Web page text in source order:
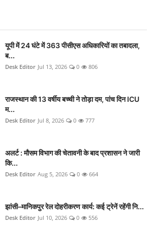
यूपी में 24 घंटे में 363 पीसीएस अधिकारियों का तबादला,
ब...
Desk Editor Jul 13, 2026 0 806
राजस्थान की 13 वर्षीय बच्ची ने तोड़ा दम, पांच दिन ICU
म...
Desk Editor Jul 8, 2026 0 777
अलर्ट : मौसम विभाग की चेतावनी के बाद प्रशासन ने जारी
कि...
Desk Editor Aug 5, 2026 0 664
झांसी–मानिकपुर रेल दोहरीकरण कार्य: कई ट्रेनें रहेंगी नि...
Desk Editor Jul 10, 2026 0 556